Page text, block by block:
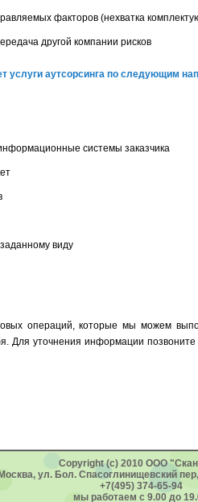
факторов (нехватка
другой компании рисков
услуги аутсорсинга по следующим
системы заказчика
виду
операций, которые мы можем
Для уточнения информации
Copyright (c) 2010 ООО
ул. Бол. Спасоглинищевский
+7(495) 374-65-94
мы работаем с 9.00 до